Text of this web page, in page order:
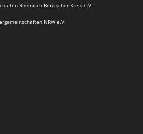
Rheinisch-Bergischer Kreis e.V.
NRW e.V.